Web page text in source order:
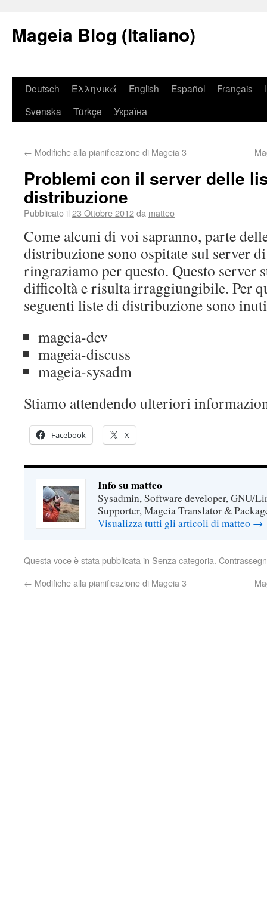
Mageia Blog (Italiano)
Deutsch Ελληνικά English Español Français
Svenska
Türkçe Україна
← Modifiche alla pianificazione di Mageia 3
Problemi con il server delle
distribuzione
Pubblicato il 23 Ottobre 2012da matteo
Come alcuni di voi sapranno, parte
distribuzione sono ospitate sul server
ringraziamo per questo. Questo server
difficoltà e risulta irraggiungibile. Per
seguenti liste di distribuzione sono
mageia-dev
mageia-discuss
mageia-sysadm
Stiamo attendendo ulteriori
Facebook X
Info su matteo
Sysadmin, Software developer, GNU/
Supporter, Mageia Translator &
Visualizza tutti gli articoli di matteo →
Questa voce è stata pubblicata in Senza categoria.
← Modifiche alla pianificazione di Mageia 3